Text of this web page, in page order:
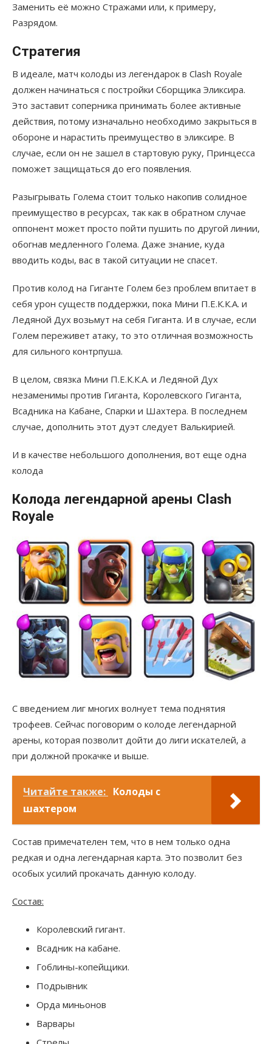
Заменить её можно Стражами или, к примеру,
Разрядом.
Стратегия
В идеале, матч колоды из легендарок в Clash Royale
должен начинаться с постройки Сборщика Эликсира.
Это заставит соперника принимать более активные
действия, потому изначально необходимо закрыться в
обороне и нарастить преимущество в эликсире. В
случае, если он не зашел в стартовую руку, Принцесса
поможет защищаться до его появления.
Разыгрывать Голема стоит только накопив солидное
преимущество в ресурсах, так как в обратном случае
оппонент может просто пойти пушить по другой линии,
обогнав медленного Голема. Даже знание, куда
вводить коды, вас в такой ситуации не спасет.
Против колод на Гиганте Голем без проблем впитает в
себя урон существ поддержки, пока Мини П.Е.К.К.А. и
Ледяной Дух возьмут на себя Гиганта. И в случае, если
Голем переживет атаку, то это отличная возможность
для сильного контрпуша.
В целом, связка Мини П.Е.К.К.А. и Ледяной Дух
незаменимы против Гиганта, Королевского Гиганта,
Всадника на Кабане, Спарки и Шахтера. В последнем
случае, дополнить этот дуэт следует Валькирией.
И в качестве небольшого дополнения, вот еще одна
колода
Колода легендарной арены Clash
Royale
С введением лиг многих волнует тема поднятия
трофеев. Сейчас поговорим о колоде легендарной
арены, которая позволит дойти до лиги искателей, а
при должной прокачке и выше.
Читайте также: Колоды с
шахтером
Состав примечателен тем, что в нем только одна
редкая и одна легендарная карта. Это позволит без
особых усилий прокачать данную колоду.
Состав:
Королевский гигант.
Всадник на кабане.
Гоблины-копейщики.
Подрывник
Орда миньонов
Варвары